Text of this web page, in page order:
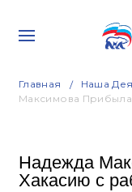
Главная Наша
Максимова
Надежда
Хакасию с